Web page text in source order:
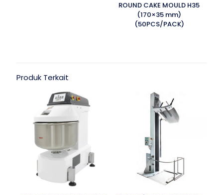
ROUND CAKE MOULD H35
(170×35 mm)
(50PCS/PACK)
Produk Terkait